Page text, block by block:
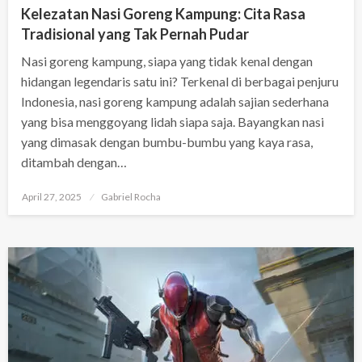
Kelezatan Nasi Goreng Kampung: Cita Rasa
Tradisional yang Tak Pernah Pudar
Nasi goreng kampung, siapa yang tidak kenal dengan
hidangan legendaris satu ini? Terkenal di berbagai penjuru
Indonesia, nasi goreng kampung adalah sajian sederhana
yang bisa menggoyang lidah siapa saja. Bayangkan nasi
yang dimasak dengan bumbu-bumbu yang kaya rasa,
ditambah dengan…
Posted
April 27, 2025 Gabriel Rocha